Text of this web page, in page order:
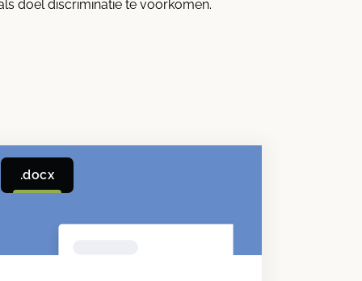
doel discriminatie te voorkomen.
.docx